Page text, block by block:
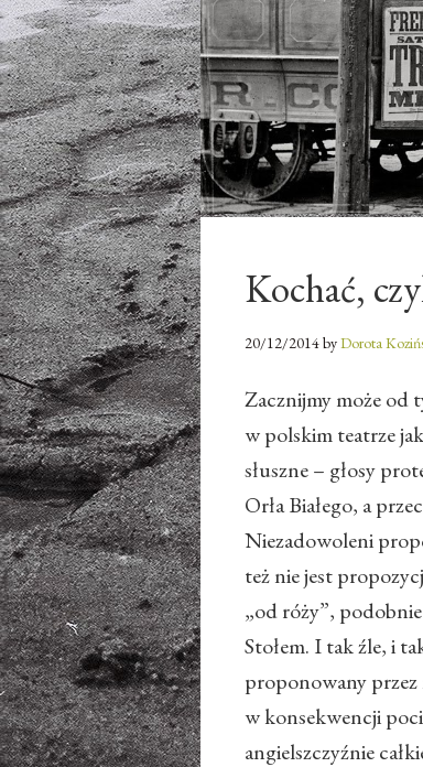
Kochać,
20/12/2014byDorota
Zacznijmy może od
w polskim teatrze
słuszne – głosy
Orła Białego, a
Niezadowoleni
też nie jest
„od róży”, podobnie
Stołem. I tak źle, i
proponowany
w konsekwencji
angielszczyźnie